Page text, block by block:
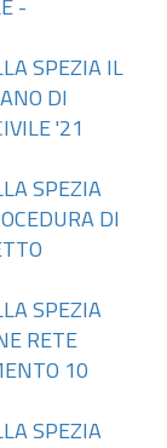
-
SPEZIA IL
DI
'21
SPEZIA
DI
SPEZIA
RETE
10
SPEZIA